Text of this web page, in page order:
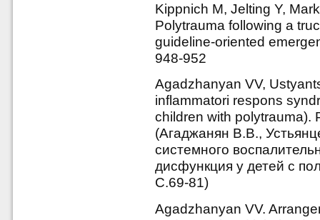
Kippnich M, Jelting Y,
Polytrauma following a
guideline-oriented
948-952
Agadzhanyan VV,
inflammatori respons
children with polytrauma).
(Агаджанян В.В.,
системного
дисфункция у детей с
С.69-81)
Agadzhanyan VV.